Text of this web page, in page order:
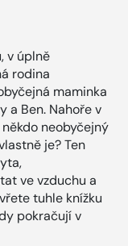
v úplně
rodina
maminka
a Ben. Nahoře v
neobyčejný
je? Ten
ve vzduchu a
tuhle knížku
pokračují v